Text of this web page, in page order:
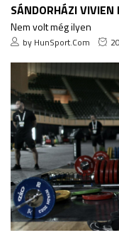
SÁNDORHÁZI
Nem volt még ilyen
by HunSport.Com